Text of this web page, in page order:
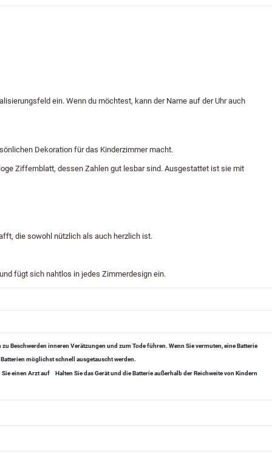
ein. Wenn du möchtest, kann der Name auf der Uhr auch
Dekoration für das Kinderzimmer macht.
Ziffernblatt, dessen Zahlen gut lesbar sind. Ausgestattet ist sie mit
die sowohl nützlich als auch herzlich ist.
fügt sich nahtlos in jedes Zimmerdesign ein.
Beschwerden inneren Verätzungen und zum Tode führen. Wenn Sie vermuten, eine Batterie
möglichst schnell ausgetauscht werden.
einen Arzt auf Halten Sie das Gerät und die Batterie außerhalb der Reichweite von Kindern